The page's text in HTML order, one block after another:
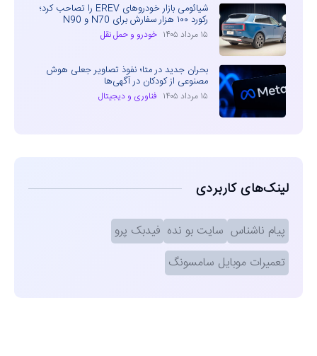
شیائومی بازار خودروهای EREV را تصاحب کرد؛
رکورد ۱۰۰ هزار سفارش برای N70 و N90
۱۵ مرداد ۱۴۰۵ خودرو و حمل نقل
بحران جدید در متا؛ نفوذ تصاویر جعلی هوش
مصنوعی از کودکان در آگهی‌ها
۱۵ مرداد ۱۴۰۵ فناوری و دیجیتال
لینک‌های کاربردی
پیام ناشناس سایت بو نده فیدبک پرو
تعمیرات موبایل سامسونگ